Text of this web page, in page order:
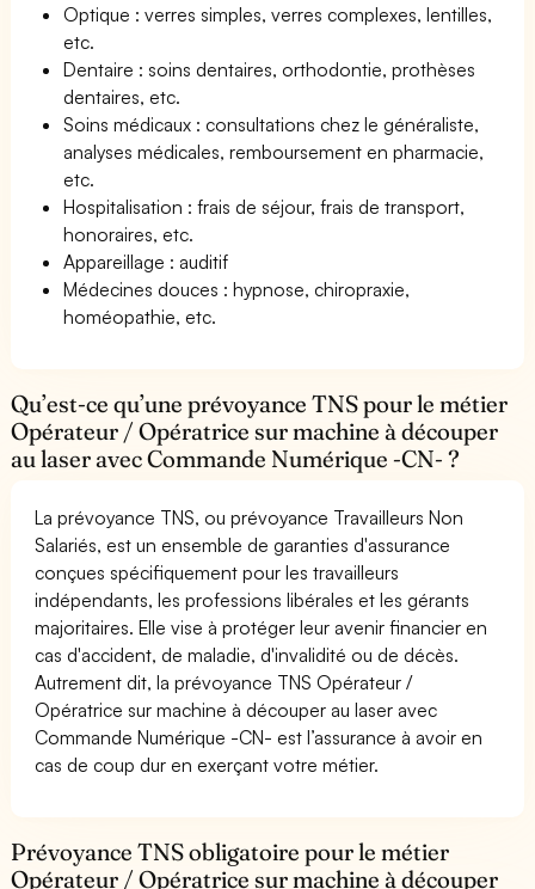
Optique : verres simples, verres complexes, lentilles,
etc.
Dentaire : soins dentaires, orthodontie, prothèses
dentaires, etc.
Soins médicaux : consultations chez le généraliste,
analyses médicales, remboursement en pharmacie,
etc.
Hospitalisation : frais de séjour, frais de transport,
honoraires, etc.
Appareillage : auditif
Médecines douces : hypnose, chiropraxie,
homéopathie, etc.
Qu’est-ce qu’une prévoyance TNS pour le métier
Opérateur / Opératrice sur machine à découper
au laser avec Commande Numérique -CN- ?
La prévoyance TNS, ou prévoyance Travailleurs Non
Salariés, est un ensemble de garanties d'assurance
conçues spécifiquement pour les travailleurs
indépendants, les professions libérales et les gérants
majoritaires. Elle vise à protéger leur avenir financier en
cas d'accident, de maladie, d'invalidité ou de décès.
Autrement dit, la prévoyance TNS Opérateur /
Opératrice sur machine à découper au laser avec
Commande Numérique -CN- est l’assurance à avoir en
cas de coup dur en exerçant votre métier.
Prévoyance TNS obligatoire pour le métier
Opérateur / Opératrice sur machine à découper